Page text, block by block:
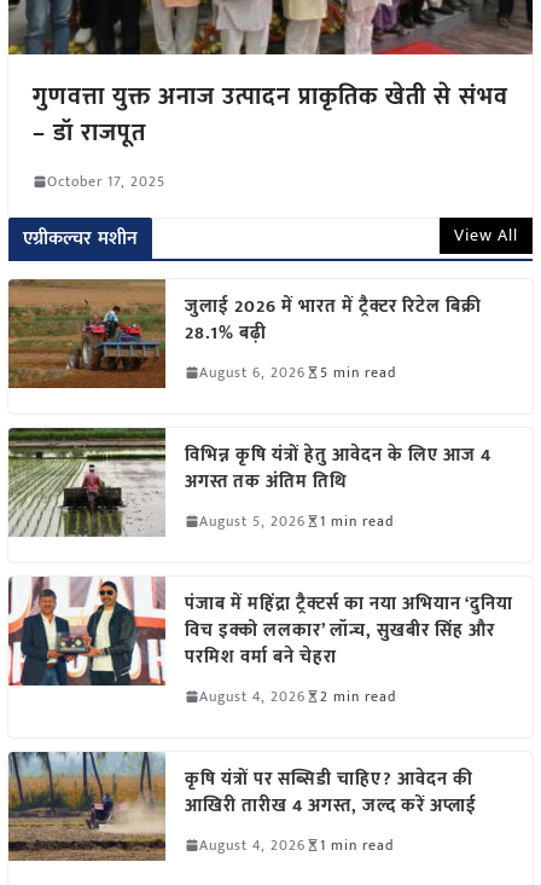
गुणवत्ता युक्त अनाज उत्पादन प्राकृतिक खेती से संभव
– डॉ राजपूत
October 17, 2025
एग्रीकल्चर मशीन View All
जुलाई 2026 में भारत में ट्रैक्टर रिटेल बिक्री
28.1% बढ़ी
August 6, 2026 5 min read
विभिन्न कृषि यंत्रों हेतु आवेदन के लिए आज 4
अगस्त तक अंतिम तिथि
August 5, 2026 1 min read
पंजाब में महिंद्रा ट्रैक्टर्स का नया अभियान ‘दुनिया
विच इक्को ललकार’ लॉन्च, सुखबीर सिंह और
परमिश वर्मा बने चेहरा
August 4, 2026 2 min read
कृषि यंत्रों पर सब्सिडी चाहिए? आवेदन की
आखिरी तारीख 4 अगस्त, जल्द करें अप्लाई
August 4, 2026 1 min read